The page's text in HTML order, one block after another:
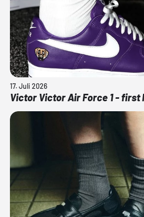
17. Juli 2026
Victor Victor Air Force 1 - first